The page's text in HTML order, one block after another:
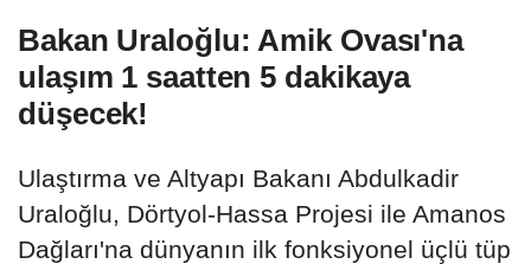
Bakan Uraloğlu: Amik Ovası'na
ulaşım 1 saatten 5 dakikaya
düşecek!
Ulaştırma ve Altyapı Bakanı Abdulkadir
Uraloğlu, Dörtyol-Hassa Projesi ile Amanos
Dağları'na dünyanın ilk fonksiyonel üçlü tüp